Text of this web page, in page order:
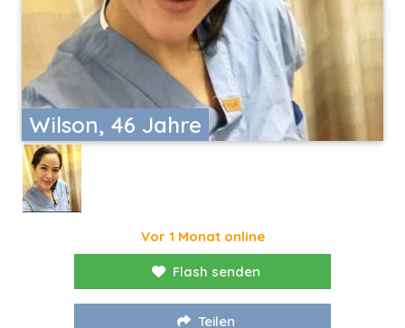
Wilson, 46 Jahre
Vor 1 Monat online
Flash senden
Teilen